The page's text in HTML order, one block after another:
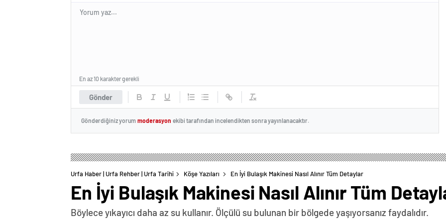
Gönder
En az 10 karakter gerekli
Gönderdiğiniz yorum moderasyon ekibi tarafından incelendikten sonra yayınlanacaktır.
Urfa Haber | Urfa Rehber | Urfa Tarihi Köşe Yazıları En İyi Bulaşık Makinesi Nasıl Alınır Tüm Detaylar
En İyi Bulaşık Makinesi Nasıl Alınır Tüm
Böylece yıkayıcı daha az su kullanır. Ölçülü su bulunan bir bölgede yaşıyorsanız faydalıdır.